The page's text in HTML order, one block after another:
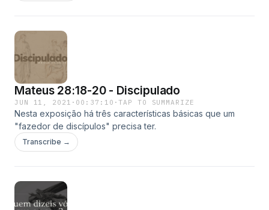
Mateus 28:18-20 - Discipulado
JUN 11, 2021 · 00:37:10 ·TAP TO SUMMARIZE
Nesta exposição há três características básicas que um
"fazedor de discípulos" precisa ter.
Transcribe →